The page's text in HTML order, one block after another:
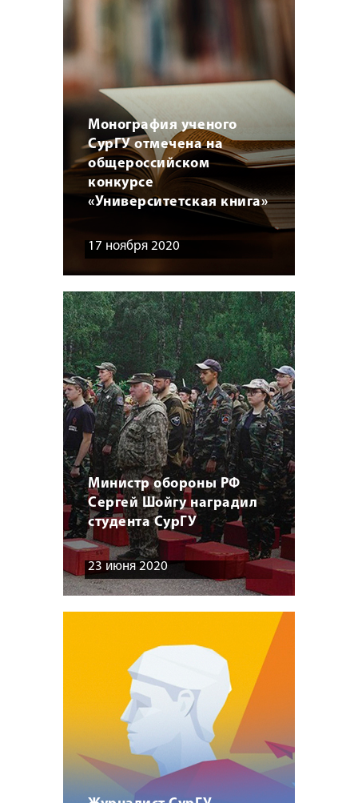
Монография ученого
СурГУ отмечена на
общероссийском
конкурсе
«Университетская книга»
17 ноября 2020
Министр обороны РФ
Сергей Шойгу наградил
студента СурГУ
23 июня 2020